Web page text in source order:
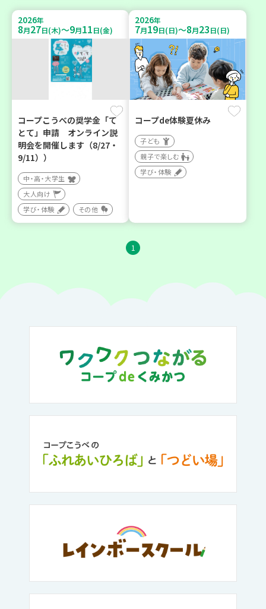
2026年
8月27日(木)～9月11日(金)
コープこうべの奨学金「て
とて」申請 オンライン説
明会を開催します（8/27・
9/11））
中・高・大学生
大人向け
学び・体験
その他
2026年
7月19日(日)～8月23日(日)
コープde体験夏休み
子ども
親子で楽しむ
学び・体験
1